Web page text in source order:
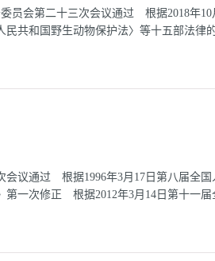
第四条 县级以上人民政府应当将农产品
费，用于开展农产品质量安全工作。第五
由有关方面专家组成的农产品质量安全
委员会第二十三次会议通过 根据2018年
共和国野生动物保护法〉等十五部法律
人类不合理活动所导致的天然沙漠扩张
土地，包括已经沙化的土地和具有明显沙
治沙工作应当遵循以下原则：（一）统
五）改善生态环境与帮助农牧民脱贫致富
会议通过 根据1996年3月17日第八届全
第一次修正 根据2012年3月14日第十一届